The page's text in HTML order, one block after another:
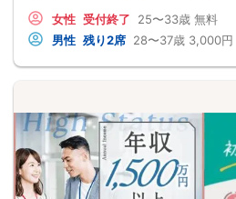
女性 受付終了 25〜33歳 無料
男性 残り2席 28〜37歳 3,000円